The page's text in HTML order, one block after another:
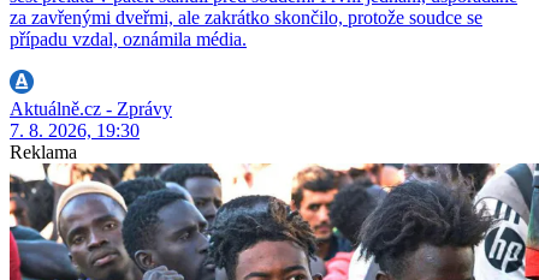
za zavřenými dveřmi, ale zakrátko skončilo, protože soudce se
případu vzdal, oznámila média.
Aktuálně.cz - Zprávy
7. 8. 2026, 19:30
Reklama